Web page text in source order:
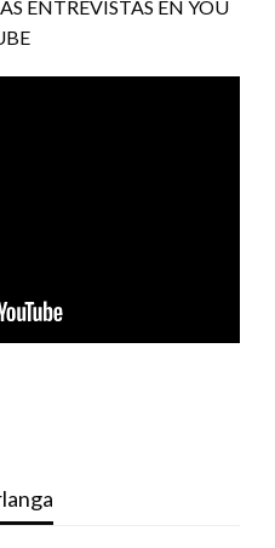
ENTREVISTAS EN YOU